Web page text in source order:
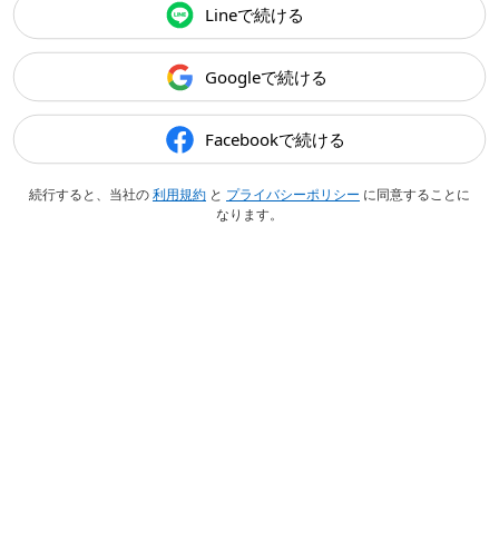
Lineで続ける
Googleで続ける
Facebookで続ける
続行すると、当社の利用規約 と プライバシーポリシー に同意することに
なります。